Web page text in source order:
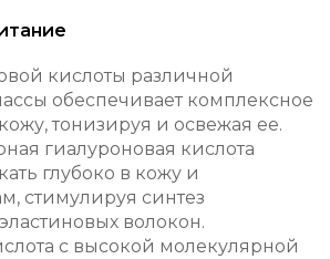
кислоты различной
обеспечивает комплексное
тонизируя и освежая ее.
гиалуроновая кислота
глубоко в кожу и
стимулируя синтез
волокон.
с высокой молекулярной